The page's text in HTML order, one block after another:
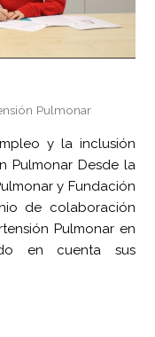
Pulmonar
y la inclusión
Pulmonar Desde la
y Fundación
de colaboración
Pulmonar en
en cuenta sus